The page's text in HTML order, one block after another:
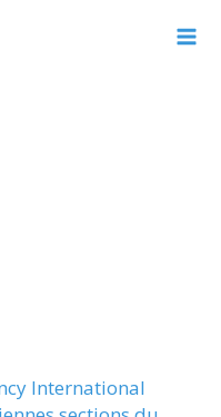
International